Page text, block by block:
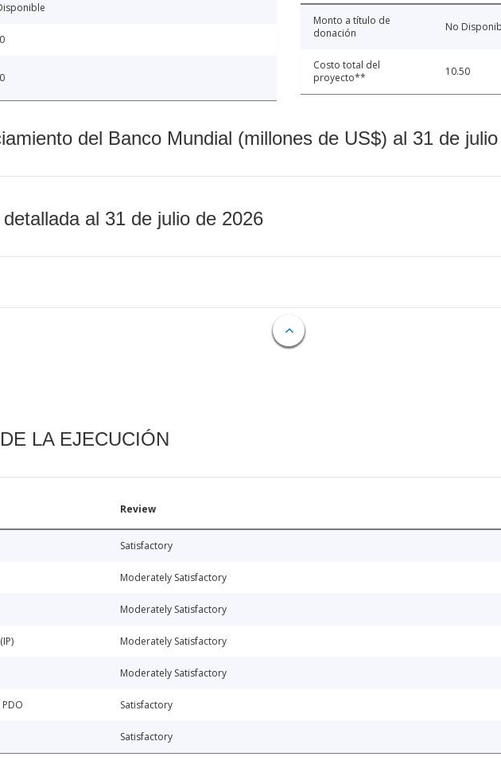
Monto a título de
donación
No
Costo total del
proyecto**
10.50
del Banco Mundial (millones de US$) al 31 de
al 31 de julio de 2026
LA EJECUCIÓN
Review
Satisfactory
Moderately Satisfactory
Moderately Satisfactory
Moderately Satisfactory
Moderately Satisfactory
Satisfactory
Satisfactory